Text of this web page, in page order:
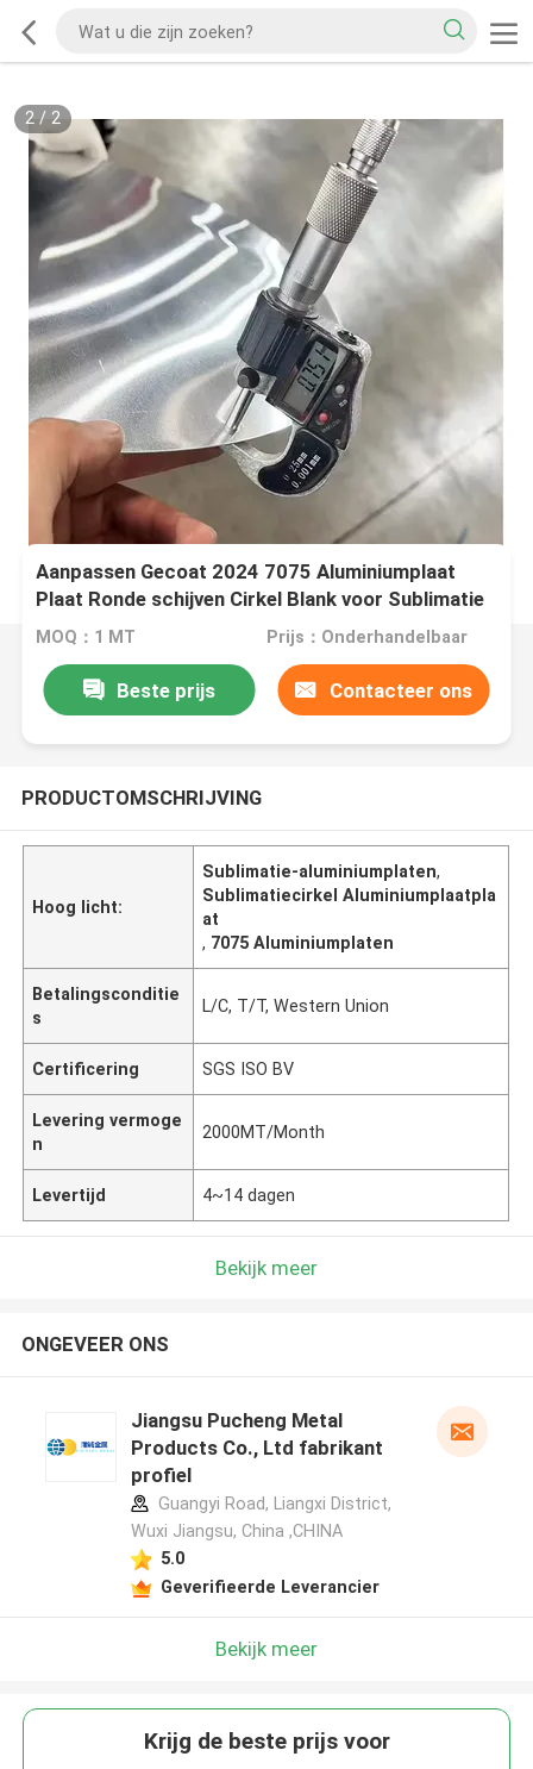
2/ 2
Aanpassen Gecoat 2024 7075 Aluminiumplaat
Plaat Ronde schijven Cirkel Blank voor Sublimatie
Aluminium Cirkel
MOQ：1 MT Prijs：Onderhandelbaar
Beste prijs Contacteer ons
PRODUCTOMSCHRIJVING
Hoog licht:
Sublimatie-aluminiumplaten,
Sublimatiecirkel Aluminiumplaatpla
at
, 7075 Aluminiumplaten
Betalingsconditie
s
L/C, T/T, Western Union
Certificering SGS ISO BV
Levering vermoge
n
2000MT/Month
Levertijd 4~14 dagen
Bekijk meer
ONGEVEER ONS
Jiangsu Pucheng Metal
Products Co., Ltd fabrikant
profiel
Guangyi Road, Liangxi District,
Wuxi Jiangsu, China ,CHINA
5.0
Geverifieerde Leverancier
Bekijk meer
Krijg de beste prijs voor